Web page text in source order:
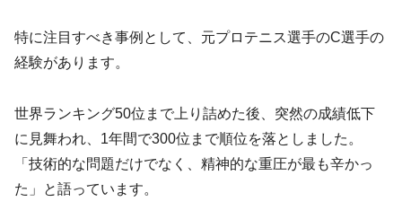
特に注目すべき事例として、元プロテニス選手のC選手の
経験があります。
世界ランキング50位まで上り詰めた後、突然の成績低下
に見舞われ、1年間で300位まで順位を落としました。
「技術的な問題だけでなく、精神的な重圧が最も辛かっ
た」と語っています。